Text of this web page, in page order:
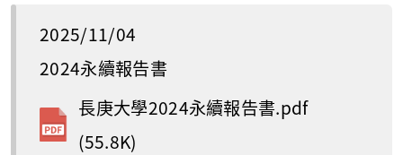
2025/11/04
2024永續報告書
長庚大學2024永續報告書.pdf
(55.8K)